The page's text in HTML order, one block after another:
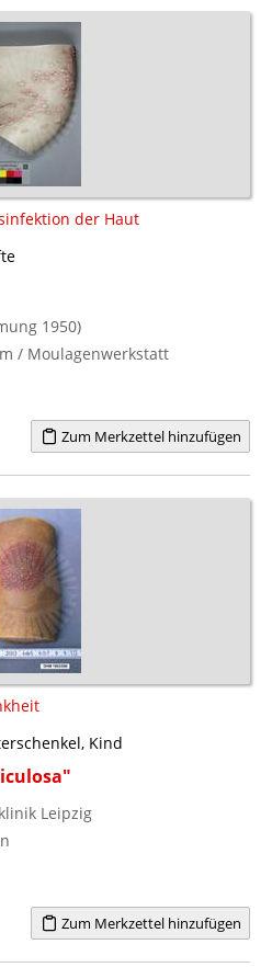
der Haut
1950)
/ Moulagenwerkstatt
Zum Merkzettel hinzufügen
Kind
Leipzig
Zum Merkzettel hinzufügen